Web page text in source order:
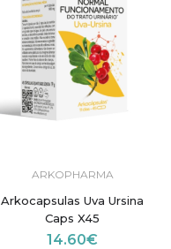
ARKOPHARMA
Arkocapsulas Uva Ursina
Caps X45
14.60€